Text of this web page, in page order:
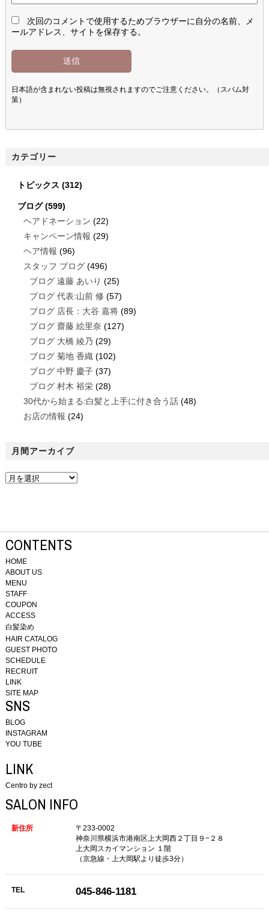
次回のコメントで使用するためブラウザーに自分の名前、メ
ールアドレス、サイトを保存する。
日本語が含まれない投稿は無視されますのでご注意ください。（スパム対
策）
カテゴリー
トピックス (312)
ブログ(599)
ヘアドネーション (22)
キャンペーン情報 (29)
ヘア情報 (96)
スタッフ ブログ(496)
ブログ 遠藤 あいり (25)
ブログ 代表:山前 修 (57)
ブログ 店長：大谷 嘉将(89)
ブログ 齋藤 絵里奈 (127)
ブログ 大橋 綾乃 (29)
ブログ 菊地 香織(102)
ブログ 中野 慶子(37)
ブログ 村木 裕栄(28)
30代から始まる:白髪と上手に付き合う話(48)
お店の情報 (24)
月間アーカイブ
CONTENTS
HOME
ABOUT US
MENU
STAFF
COUPON
ACCESS
白髪染め
HAIR CATALOG
GUEST PHOTO
SCHEDULE
RECRUIT
LINK
SITE MAP
SNS
BLOG
INSTAGRAM
YOU TUBE
LINK
Centro by zect
SALON INFO
新住所
〒233-0002
神奈川県横浜市港南区上大岡西２丁目９−２８
上大岡スカイマンション １階
（京急線・上大岡駅より徒歩3分）
TEL 045-846-1181